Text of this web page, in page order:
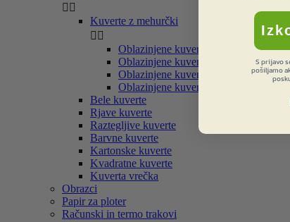
 
Kuverte z mehurčki
 
Oblazinjene kuverte EKO Satovje
Oblazinjene kuverte rjave
Oblazinjene kuverte bele
Oblazinjene kuverte barvne
Bele kuverte
Rjave kuverte
Raztegljive kuverte
Barvne kuverte
Kartonske kuverte
Kvadratne kuverte
Kuverta vrečka
Obrazci
Papir za ploter
Računski in termo trakovi
S prijavo
pošiljamo